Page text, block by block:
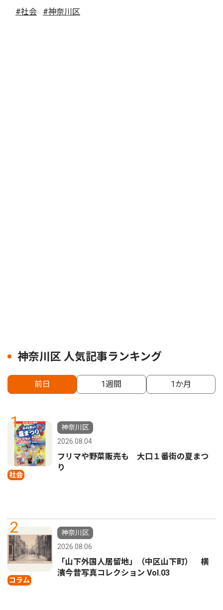
#社会 #神奈川区
神奈川区 人気記事ランキング
前日 1週間 1か月
1
社会
神奈川区
2026.08.04
フリマや野菜販売も 大口１番街の夏まつ
り
2
コラム
神奈川区
2026.08.06
「山下外国人居留地」（中区山下町） 横
濱今昔写真コレクション Vol.03